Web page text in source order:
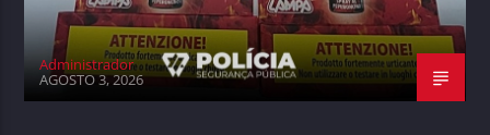
Administrador
AGOSTO 3, 2026